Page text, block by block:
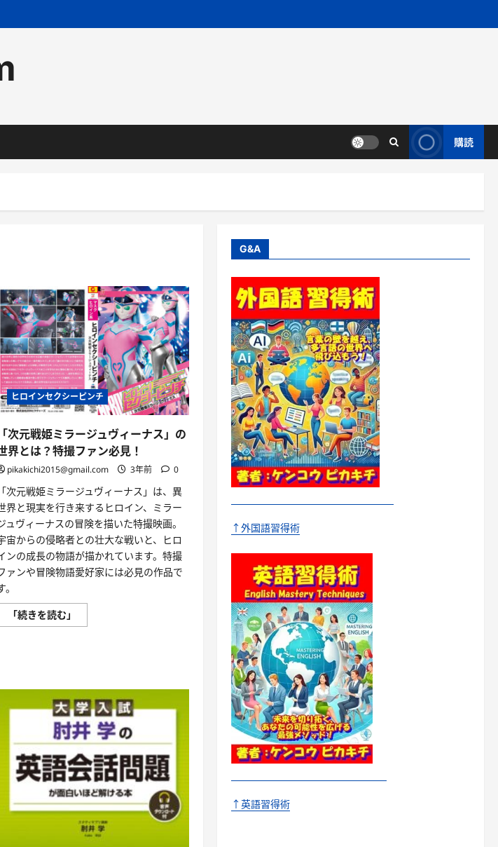
購読
ヒロインセクシーピンチ
「次元戦姫ミラージュヴィーナス」の
界とは？特撮ファン必見！
pikakichi2015@gmail.com 3年前 0
「次元戦姫ミラージュヴィーナス」は、異
界と現実を行き来するヒロイン、ミラー
ュヴィーナスの冒険を描いた特撮映画。
宙からの侵略者との壮大な戦いと、ヒロ
ンの成長の物語が描かれています。特撮
ァンや冒険物語愛好家には必見の作品で
。
「続きを読む」
元
ュ
ヴ
ィ
ー
ナ
ス」
の
世
界
と
は？
特
撮
フ
ァ
ン
G&A
↑外国語習得術
↑英語習得術